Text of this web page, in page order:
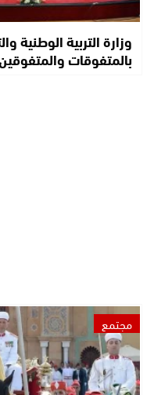
وزارة التربية الوطنية
بالمتفوقات
مجتمع